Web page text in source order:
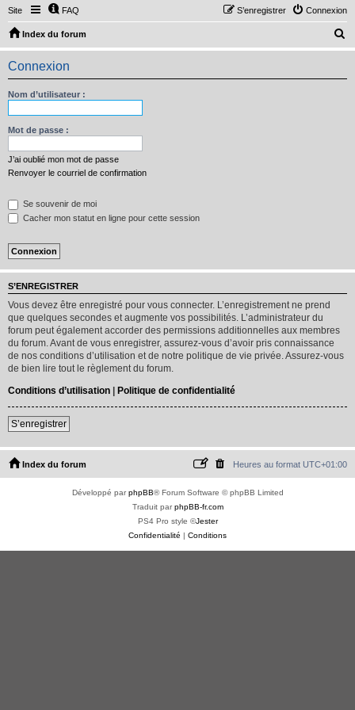
Site FAQ Connexion
S’enregistrer
Index du forum
e
Connexion
Nom d’utilisateur :
Mot de passe :
J’ai oublié mon mot de passe
Renvoyer le courriel de confirmation
Se souvenir de moi
Cacher mon statut en ligne pour cette session
S’ENREGISTRER
Vous devez être enregistré pour vous connecter. L’enregistrement ne prend
que quelques secondes et augmente vos possibilités. L’administrateur du
forum peut également accorder des permissions additionnelles aux membres
du forum. Avant de vous enregistrer, assurez-vous d’avoir pris connaissance
de nos conditions d’utilisation et de notre politique de vie privée. Assurez-vous
de bien lire tout le règlement du forum.
Conditions d’utilisation | Politique de confidentialité
S’enregistrer
Index du forum Heures au format UTC+01:00
Développé parphpBB® Forum Software © phpBB Limited
Traduit parphpBB-fr.com
PS4 Pro style ©Jester
Confidentialité | Conditions